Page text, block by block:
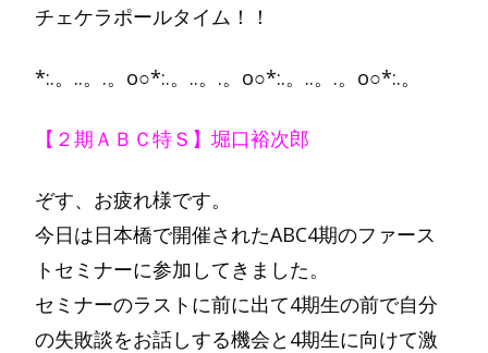
チェケラポールタイム！！
*:.。..。.。o○*:.。..。.。o○*:.。..。.。o○*:.。
【２期ＡＢＣ特Ｓ】堀口裕次郎
ぞす、お疲れ様です。
今日は日本橋で開催されたABC4期のファース
トセミナーに参加してきました。
セミナーのラストに前に出て4期生の前で自分
の失敗談をお話しする機会と4期生に向けて激